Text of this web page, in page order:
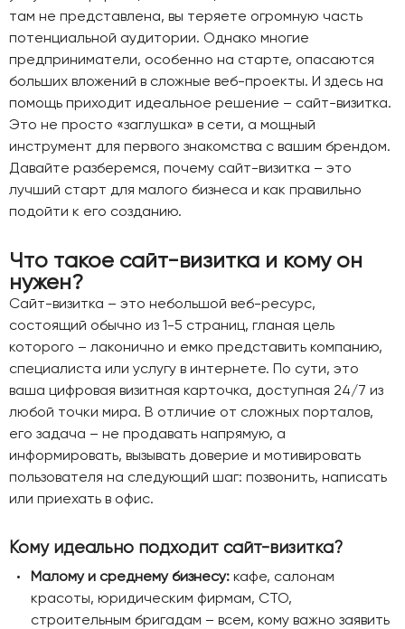
там не представлена, вы теряете огромную часть
потенциальной аудитории. Однако многие
предприниматели, особенно на старте, опасаются
больших вложений в сложные веб-проекты. И здесь на
помощь приходит идеальное решение – сайт-визитка.
Это не просто «заглушка» в сети, а мощный
инструмент для первого знакомства с вашим брендом.
Давайте разберемся, почему сайт-визитка – это
лучший старт для малого бизнеса и как правильно
подойти к его созданию.
Что такое сайт-визитка и кому он
нужен?
Сайт-визитка – это небольшой веб-ресурс,
состоящий обычно из 1-5 страниц, гланая цель
которого – лаконично и емко представить компанию,
специалиста или услугу в интернете. По сути, это
ваша цифровая визитная карточка, доступная 24/7 из
любой точки мира. В отличие от сложных порталов,
его задача – не продавать напрямую, а
информировать, вызывать доверие и мотивировать
пользователя на следующий шаг: позвонить, написать
или приехать в офис.
Кому идеально подходит сайт-визитка?
Малому и среднему бизнесу: кафе, салонам
красоты, юридическим фирмам, СТО,
строительным бригадам – всем, кому важно заявить